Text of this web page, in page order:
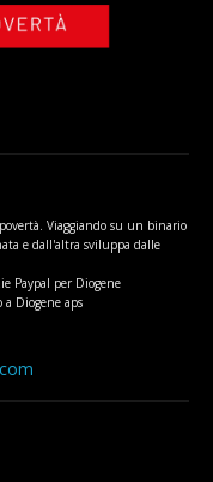
Viaggiando su un binario
e dall'altra sviluppa dalle
Paypal per Diogene
Diogene aps